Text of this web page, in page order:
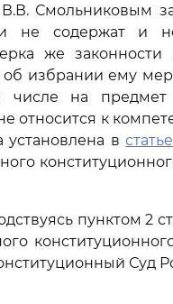
Смольниковым
не содержат и
же законности
избрании ему
на предмет
относится к
установлена в
пунктом 2
Суд